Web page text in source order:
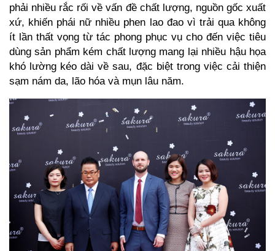
phải nhiều rắc rối về vấn đề chất lượng, nguồn gốc xuất
xứ, khiến phái nữ nhiều phen lao đao vì trải qua không
ít lần thất vọng từ tác phong phục vụ cho đến việc tiêu
dùng sản phẩm kém chất lượng mang lại nhiều hậu họa
khó lường kéo dài về sau, đặc biệt trong việc cải thiện
sạm nám da, lão hóa và mụn lâu năm.